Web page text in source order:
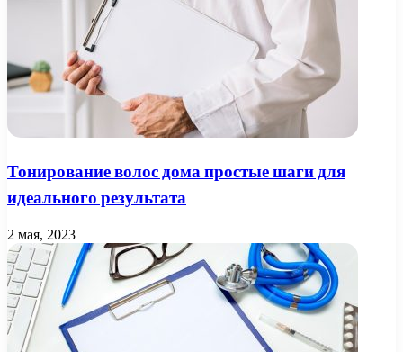
Тонирование волос дома простые шаги для
идеального результата
2 мая, 2023